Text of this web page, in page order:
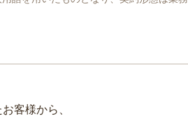
客様から、